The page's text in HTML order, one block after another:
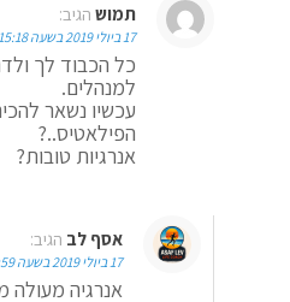
תמוש הגיב:
17 ביולי 2019 בשעה 15:18
כל הכבוד לך
למנהלים.
עכשיו נשאר
הפילאטיס..?
אנרגיות טובות?
אסף לב הגיב:
17 ביולי 2019 בשעה 15:59
אנרגיה מעולה